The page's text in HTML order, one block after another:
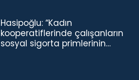
Hasipoğlu: “Kadın
kooperatiflerinde çalışanların
sosyal sigorta primlerinin